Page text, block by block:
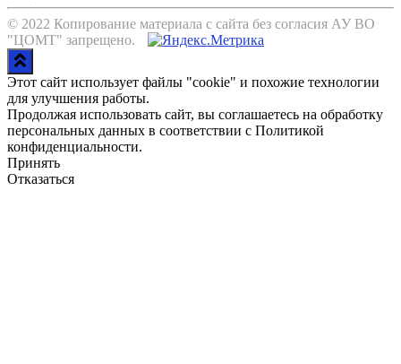
© 2022 Копирование материала с сайта без согласия АУ ВО
"ЦОМТ" запрещено.
Этот сайт использует файлы "cookie" и похожие технологии
для улучшения работы.
Продолжая использовать сайт, вы соглашаетесь на обработку
персональных данных в соответствии с Политикой
конфиденциальности.
Принять
Отказаться